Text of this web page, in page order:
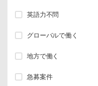
英語力不問
グローバルで働く
地方で働く
急募案件